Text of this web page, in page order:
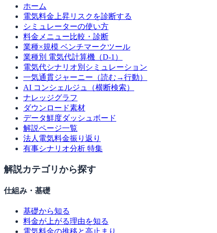
ホーム
電気料金上昇リスクを診断する
シミュレーターの使い方
料金メニュー比較・診断
業種×規模 ベンチマークツール
業種別 電気代計算機（D-1）
電気代シナリオ別シミュレーション
一気通貫ジャーニー（読む→行動）
AI コンシェルジュ（横断検索）
ナレッジグラフ
ダウンロード素材
データ鮮度ダッシュボード
解説ページ一覧
法人電気料金振り返り
有事シナリオ分析 特集
解説カテゴリから探す
仕組み・基礎
基礎から知る
料金が上がる理由を知る